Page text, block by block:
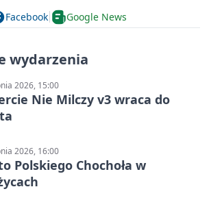
Facebook Google News
wydarzenia
2026, 15:00
Nie Milczy v3 wraca do
2026, 16:00
Polskiego Chochoła w